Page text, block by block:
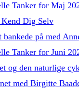
Tanker for Maj
Dig Selv
på med
Tanker for Juni
og den naturlige
med Birgitte